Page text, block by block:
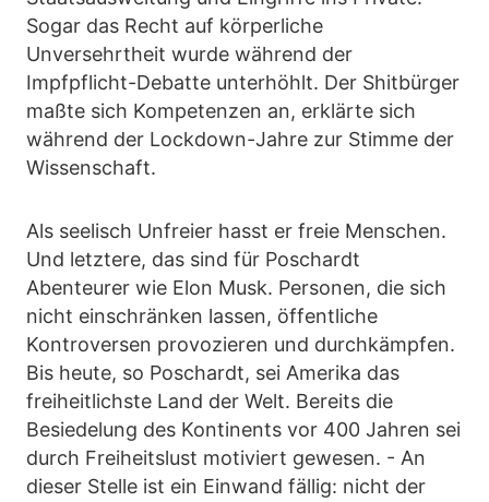
Sogar das Recht auf körperliche
Unversehrtheit wurde während der
Impfpflicht-Debatte unterhöhlt. Der Shitbürger
maßte sich Kompetenzen an, erklärte sich
während der Lockdown-Jahre zur Stimme der
Wissenschaft.
Als seelisch Unfreier hasst er freie Menschen.
Und letztere, das sind für Poschardt
Abenteurer wie Elon Musk. Personen, die sich
nicht einschränken lassen, öffentliche
Kontroversen provozieren und durchkämpfen.
Bis heute, so Poschardt, sei Amerika das
freiheitlichste Land der Welt. Bereits die
Besiedelung des Kontinents vor 400 Jahren sei
durch Freiheitslust motiviert gewesen. - An
dieser Stelle ist ein Einwand fällig: nicht der